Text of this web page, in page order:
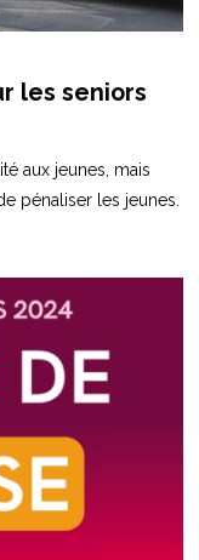
les seniors
aux jeunes, mais
pénaliser les jeunes.